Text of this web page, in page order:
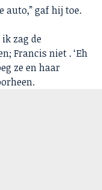
auto,” gaf hij toe.
zag de
Francis niet . ‘Eh
ze en haar